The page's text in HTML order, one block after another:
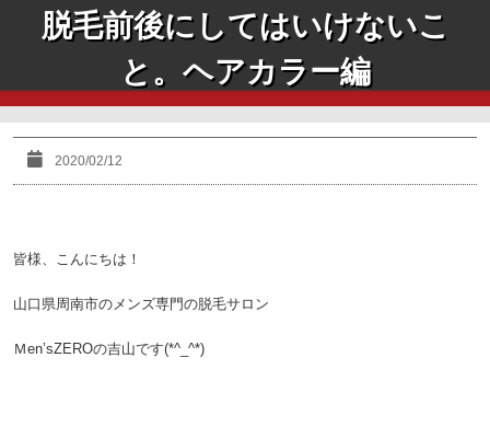
脱毛前後にしてはいけないこ
と。ヘアカラー編
2020/02/12
皆様、こんにちは！
山口県周南市のメンズ専門の脱毛サロン
Ｍen’sZEROの吉山です(*^_^*)